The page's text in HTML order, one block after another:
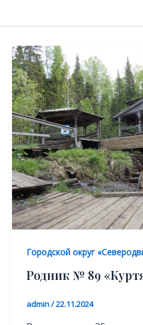
Городской округ
Родник № 89
admin/22.11.2024